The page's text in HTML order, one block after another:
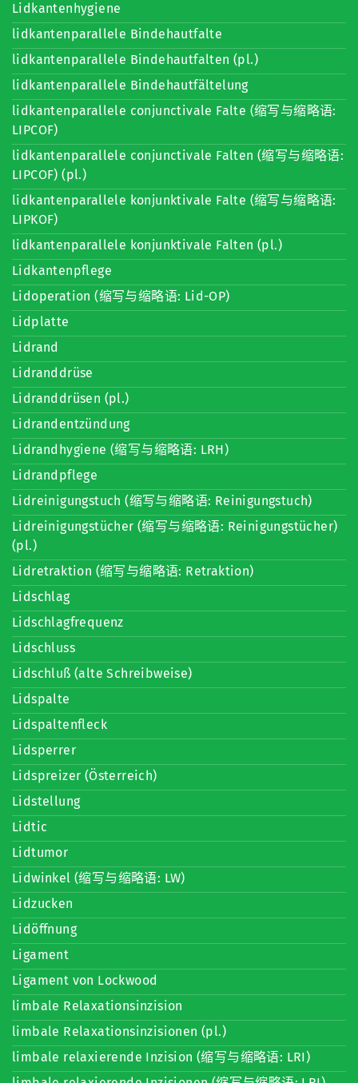
Lidkantenhygiene
lidkantenparallele Bindehautfalte
lidkantenparallele Bindehautfalten (pl.)
lidkantenparallele Bindehautfältelung
lidkantenparallele conjunctivale Falte (缩写与缩略语:
LIPCOF)
lidkantenparallele conjunctivale Falten (缩写与缩略语:
LIPCOF) (pl.)
lidkantenparallele konjunktivale Falte (缩写与缩略语:
LIPKOF)
lidkantenparallele konjunktivale Falten (pl.)
Lidkantenpflege
Lidoperation (缩写与缩略语: Lid-OP)
Lidplatte
Lidrand
Lidranddrüse
Lidranddrüsen (pl.)
Lidrandentzündung
Lidrandhygiene (缩写与缩略语: LRH)
Lidrandpflege
Lidreinigungstuch (缩写与缩略语: Reinigungstuch)
Lidreinigungstücher (缩写与缩略语: Reinigungstücher)
(pl.)
Lidretraktion (缩写与缩略语: Retraktion)
Lidschlag
Lidschlagfrequenz
Lidschluss
Lidschluß (alte Schreibweise)
Lidspalte
Lidspaltenfleck
Lidsperrer
Lidspreizer (Österreich)
Lidstellung
Lidtic
Lidtumor
Lidwinkel (缩写与缩略语: LW)
Lidzucken
Lidöffnung
Ligament
Ligament von Lockwood
limbale Relaxationsinzision
limbale Relaxationsinzisionen (pl.)
limbale relaxierende Inzision (缩写与缩略语: LRI)